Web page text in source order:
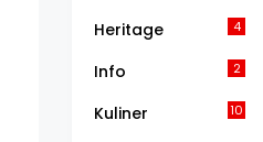
Heritage 4
Info 2
Kuliner 10